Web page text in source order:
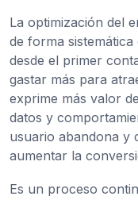
La optimización del
de forma sistemática
desde el primer
gastar más para
exprime más valor
datos y
usuario abandona y
aumentar la
Es un proceso